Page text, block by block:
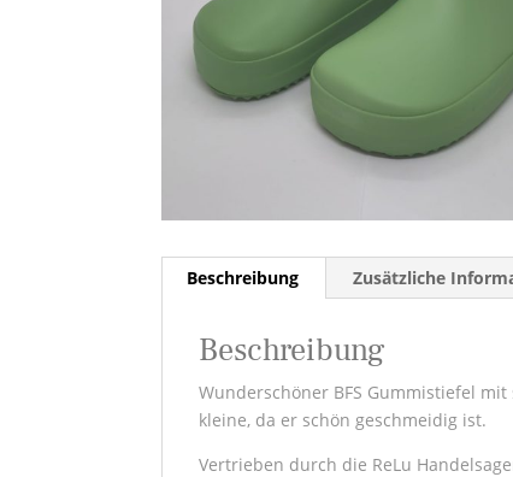
Beschreibung Zusätzliche
Beschreibung
Wunderschöner BFS Gummistiefel
kleine, da er schön geschmeidig ist.
Vertrieben durch die ReLu